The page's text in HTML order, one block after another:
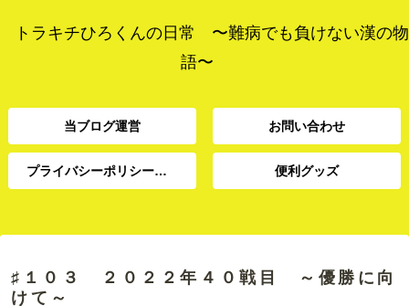
トラキチひろくんの日常 〜難病でも負けない漢の物
語〜
当ブログ運営 お問い合わせ
プライバシーポリシー、免責事項 便利グッズ
♯１０３ ２０２２年４０戦目 ～優勝に向
けて～